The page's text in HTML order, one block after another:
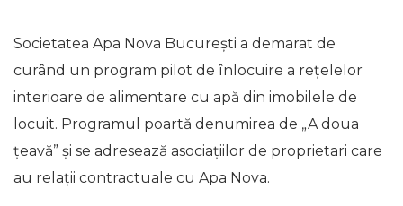
Societatea Apa Nova București a demarat de
curând un program pilot de înlocuire a rețelelor
interioare de alimentare cu apă din imobilele de
locuit. Programul poartă denumirea de „A doua
țeavă” și se adresează asociațiilor de proprietari care
au relații contractuale cu Apa Nova.